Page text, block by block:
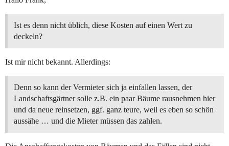
Ist es denn nicht üblich, diese Kosten auf einen Wert zu
deckeln?
Ist mir nicht bekannt. Allerdings:
Denn so kann der Vermieter sich ja einfallen lassen, der
Landschaftsgärtner solle z.B. ein paar Bäume rausnehmen hier
und da neue reinsetzen, ggf. ganz teure, weil es eben so schön
aussähe … und die Mieter müssen das zahlen.